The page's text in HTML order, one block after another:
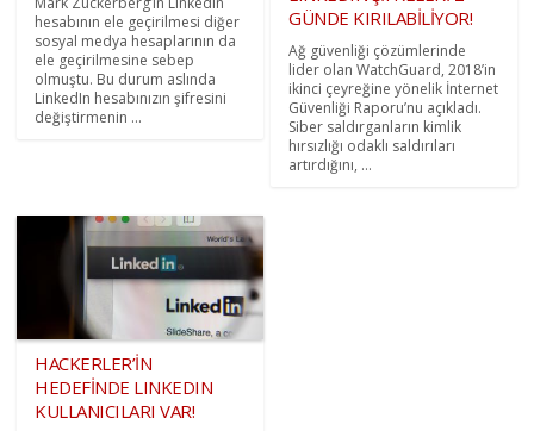
hesabının ele geçirilmesi diğer
sosyal medya hesaplarının da
ele geçirilmesine sebep
olmuştu. Bu durum aslında
LinkedIn hesabınızın şifresini
değiştirmenin ...
GÜNDE KIRILABİLİYOR!
Ağ güvenliği çözümlerinde
lider olan WatchGuard, 2018’in
ikinci çeyreğine yönelik İnternet
Güvenliği Raporu’nu açıkladı.
Siber saldırganların kimlik
hırsızlığı odaklı saldırıları
artırdığını, ...
HACKERLER’İN
HEDEFİNDE LINKEDIN
KULLANICILARI VAR!